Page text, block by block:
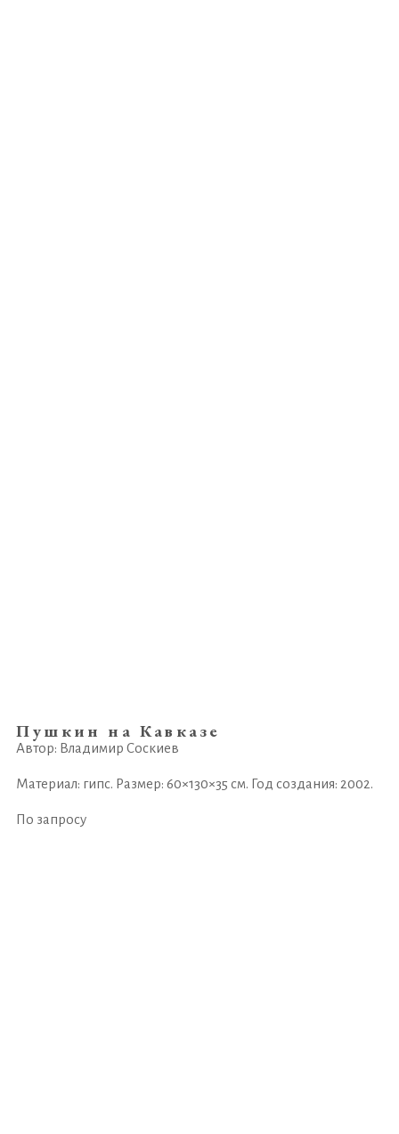
Пушкин на Кавказе
Автор: Владимир Соскиев
Материал: гипс. Размер: 60×130×35 см. Год создания: 2002.
По запросу